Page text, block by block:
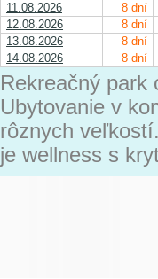
11.08.2026
8 dní
12.08.2026
8 dní
13.08.2026
8 dní
14.08.2026
8 dní
Rekreačný park
Ubytovanie v
rôznych
je wellness s